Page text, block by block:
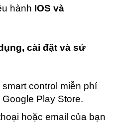
hành IOS và
cài đặt và sử
control miễn phí
Play Store.
hoặc email của bạn